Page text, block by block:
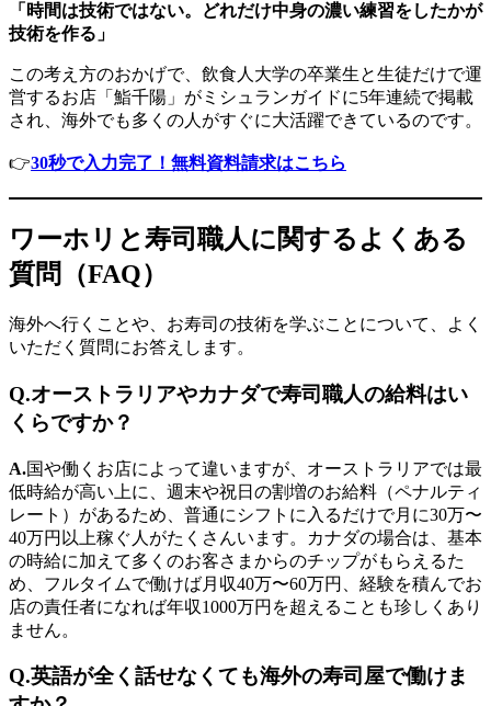
「時間は技術ではない。どれだけ中身の濃い練習をしたかが
技術を作る」
この考え方のおかげで、飲食人大学の卒業生と生徒だけで運
営するお店「鮨千陽」がミシュランガイドに5年連続で掲載
され、海外でも多くの人がすぐに大活躍できているのです。
👉30秒で入力完了！無料資料請求はこちら
ワーホリと寿司職人に関するよくある
質問（FAQ）
海外へ行くことや、お寿司の技術を学ぶことについて、よく
いただく質問にお答えします。
Q.オーストラリアやカナダで寿司職人の給料はい
くらですか？
A.国や働くお店によって違いますが、オーストラリアでは最
低時給が高い上に、週末や祝日の割増のお給料（ペナルティ
レート）があるため、普通にシフトに入るだけで月に30万〜
40万円以上稼ぐ人がたくさんいます。カナダの場合は、基本
の時給に加えて多くのお客さまからのチップがもらえるた
め、フルタイムで働けば月収40万〜60万円、経験を積んでお
店の責任者になれば年収1000万円を超えることも珍しくあり
ません。
Q.英語が全く話せなくても海外の寿司屋で働けま